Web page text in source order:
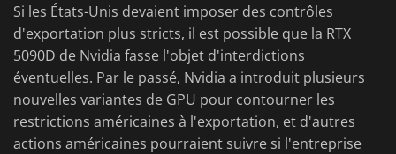
Si les États-Unis devaient imposer des contrôles
d'exportation plus stricts, il est possible que la RTX
5090D de Nvidia fasse l'objet d'interdictions
éventuelles. Par le passé, Nvidia a introduit plusieurs
nouvelles variantes de GPU pour contourner les
restrictions américaines à l'exportation, et d'autres
actions américaines pourraient suivre si l'entreprise